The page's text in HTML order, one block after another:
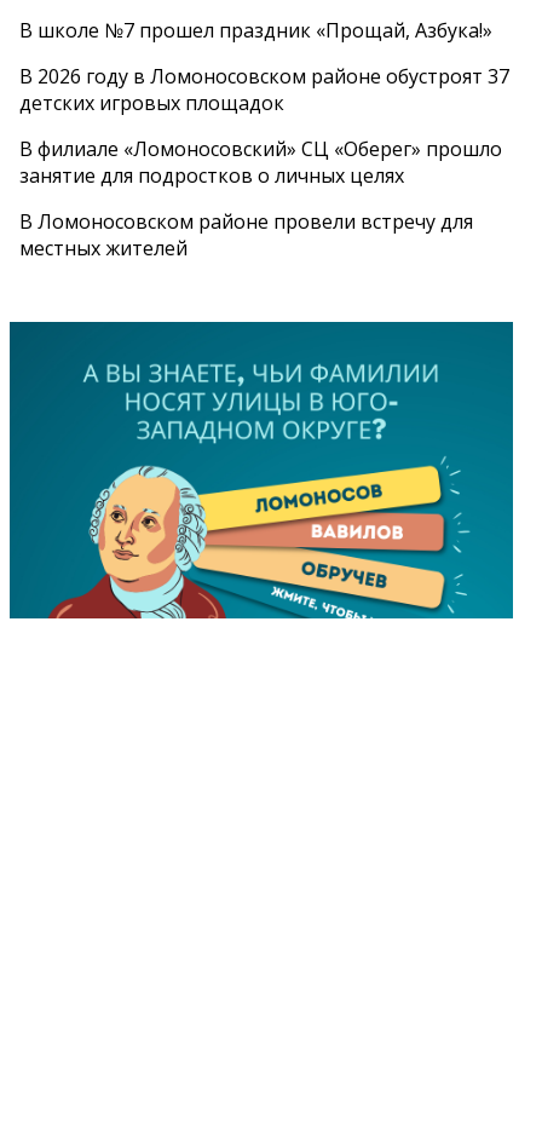
В школе №7 прошел праздник «Прощай, Азбука!»
В 2026 году в Ломоносовском районе обустроят 37
детских игровых площадок
В филиале «Ломоносовский» СЦ «Оберег» прошло
занятие для подростков о личных целях
В Ломоносовском районе провели встречу для
местных жителей